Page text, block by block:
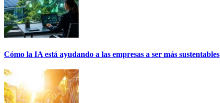
Cómo la IA está ayudando a las empresas a ser más sustentables